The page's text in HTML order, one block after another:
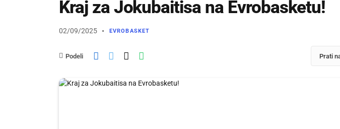
Kraj za Jokubaitisa na Evrobasketu!
02/09/2025 EVROBASKET
Podeli Prati